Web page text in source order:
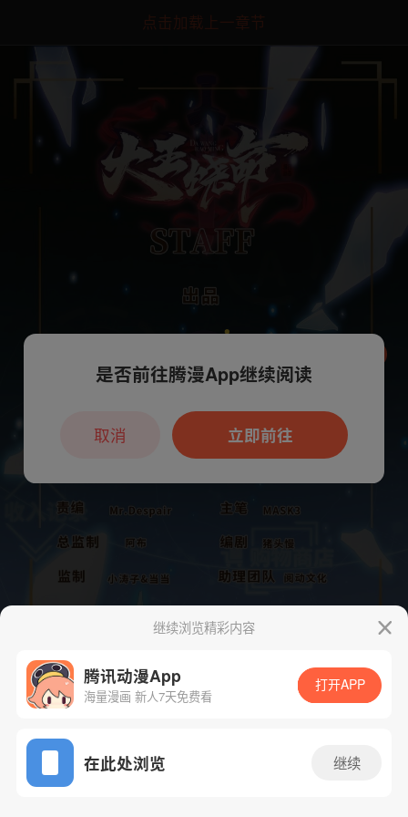
点击加载上一章节
App免费看
下一话
继续浏览精彩内容
腾讯动漫App
海量漫画 新人7天免费看
打开APP
在此处浏览 继续
本章节仅支持App阅读，可打开App新用
户7天免费看
是否前往腾漫App继续阅读
立即前往
取消